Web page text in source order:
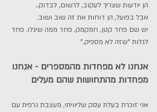
הן יודעות שצריך לעקוב, לרשום, לבדוק..
אבל בפועל, הן דוחות את זה שוב ושוב.
יש שם פחד קטן, חמקמק. פחד ממה שיגלו. פחד
לגלות “שזה לא מספיק.”
אנחנו לא מפחדות מהמספרים - אנחנו
מפחדות מהתחושות שהם מעלים
אני זוכרת בעלת עסק שליוויתי, מעצבת גרפית עם